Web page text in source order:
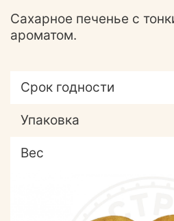
Сахарное печенье с
ароматом.
Срок годности
Упаковка
Вес